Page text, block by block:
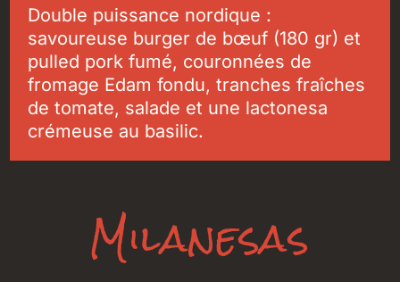
Double puissance nordique :
savoureuse burger de bœuf (180 gr) et
pulled pork fumé, couronnées de
fromage Edam fondu, tranches fraîches
de tomate, salade et une lactonesa
crémeuse au basilic.
Milanesas